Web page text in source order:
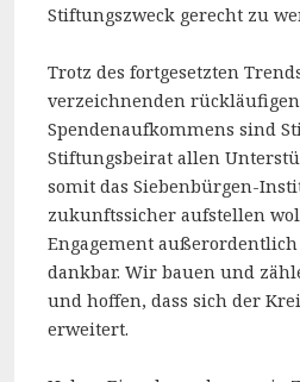
Stiftungszweck gerecht zu
Trotz des fortgesetzten
verzeichnenden rückläufigen
Spendenaufkommens sind
Stiftungsbeirat allen
somit das Siebenbürgen-
zukunftssicher aufstellen
Engagement
dankbar. Wir bauen und
und hoffen, dass sich der
erweitert.